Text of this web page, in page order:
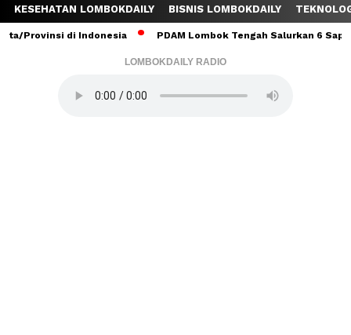
KESEHATAN LOMBOKDAILY BISNIS LOMBOKDAILY
di Indonesia PDAM Lombok Tengah Salurkan 6 Sapi Kurban
LOMBOKDAILY RADIO